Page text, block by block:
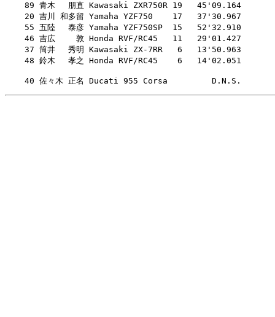
    89 青木　 朋直 Kawasaki ZXR750R 19   45'09.164
    20 吉川 和多留 Yamaha YZF750    17   37'30.967
    55 五陸　 泰彦 Yamaha YZF750SP  15   52'32.910
    46 吉広　　 敦 Honda RVF/RC45   11   29'01.427
    37 筒井　 秀明 Kawasaki ZX-7RR   6   13'50.963
    48 鈴木　 孝之 Honda RVF/RC45    6   14'02.051
    40 佐々木 正名 Ducati 955 Corsa         D.N.S.